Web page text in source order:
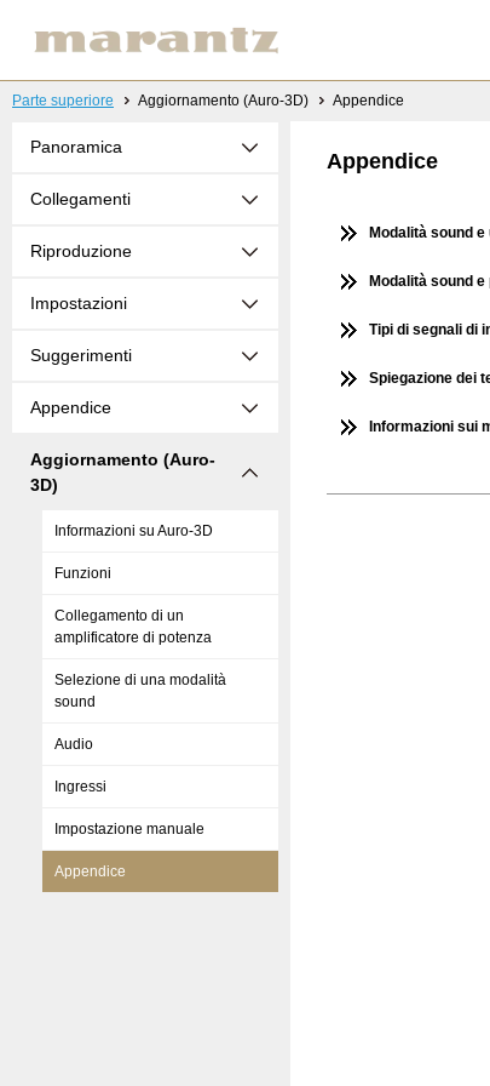
Parte superiore Aggiornamento (Auro-3D) Appendice
Panoramica
Collegamenti
Riproduzione
Impostazioni
Suggerimenti
Appendice
Aggiornamento (Auro-
3D)
Informazioni su Auro-3D
Funzioni
Collegamento di un
amplificatore di potenza
Selezione di una modalità
sound
Audio
Ingressi
Impostazione manuale
Appendice
Appendice
Modalità sound
Modalità sound
Tipi di segnali di
Spiegazione dei
Informazioni sui